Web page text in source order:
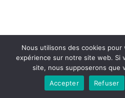
Nous utilisons des cookies pour
expérience sur notre site web. Si
site, nous supposerons que
Accepter
Refuser